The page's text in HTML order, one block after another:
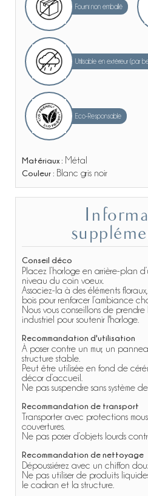
Fourni non emballé
Utilisable en extérieur (par
Eco-Responsable
Matériaux : Métal
Couleur : Blanc gris noir
Conseil déco
Placez l’horloge en arrière-plan
niveau du coin voeux.
Associez-la à des éléments
bois pour renforcer l’ambiance
Nous vous conseillons de
industriel pour soutenir l'horloge.
Recommandation d'utilisation
À poser contre un mur, un
structure stable.
Peut être utilisée en fond de
décor d’accueil.
Ne pas suspendre sans système
Recommandation de transport
Transporter avec protections
couvertures.
Ne pas poser d’objets lourds
Recommandation de nettoyage
Dépoussiérez avec un chiffon
Ne pas utiliser de produits
le cadran et la structure.